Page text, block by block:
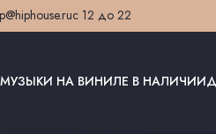
с 12 до 22
НА ВИНИЛЕ В НАЛИЧИИ